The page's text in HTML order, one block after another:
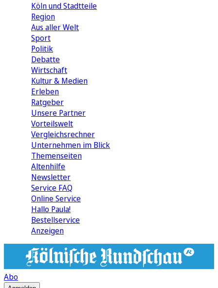
Köln und Stadtteile
Region
Aus aller Welt
Sport
Politik
Debatte
Wirtschaft
Kultur & Medien
Erleben
Ratgeber
Unsere Partner
Vorteilswelt
Vergleichsrechner
Unternehmen im Blick
Themenseiten
Altenhilfe
Newsletter
Service FAQ
Online Service
Hallo Paula!
Bestellservice
Anzeigen
Abo